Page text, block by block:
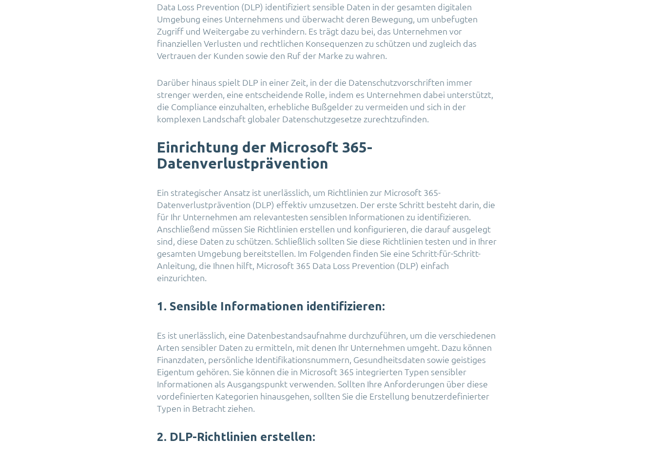
Data Loss Prevention (DLP) identifiziert sensible Daten in der gesamten digitalen
Umgebung eines Unternehmens und überwacht deren Bewegung, um unbefugten
Zugriff und Weitergabe zu verhindern. Es trägt dazu bei, das Unternehmen vor
finanziellen Verlusten und rechtlichen Konsequenzen zu schützen und zugleich das
Vertrauen der Kunden sowie den Ruf der Marke zu wahren.
Darüber hinaus spielt DLP in einer Zeit, in der die Datenschutzvorschriften immer
strenger werden, eine entscheidende Rolle, indem es Unternehmen dabei unterstützt,
die Compliance einzuhalten, erhebliche Bußgelder zu vermeiden und sich in der
komplexen Landschaft globaler Datenschutzgesetze zurechtzufinden.
Einrichtung der Microsoft 365-
Datenverlustprävention
Ein strategischer Ansatz ist unerlässlich, um Richtlinien zur Microsoft 365-
Datenverlustprävention (DLP) effektiv umzusetzen. Der erste Schritt besteht darin, die
für Ihr Unternehmen am relevantesten sensiblen Informationen zu identifizieren.
Anschließend müssen Sie Richtlinien erstellen und konfigurieren, die darauf ausgelegt
sind, diese Daten zu schützen. Schließlich sollten Sie diese Richtlinien testen und in Ihrer
gesamten Umgebung bereitstellen. Im Folgenden finden Sie eine Schritt-für-Schritt-
Anleitung, die Ihnen hilft, Microsoft 365 Data Loss Prevention (DLP) einfach
einzurichten.
1. Sensible Informationen identifizieren:
Es ist unerlässlich, eine Datenbestandsaufnahme durchzuführen, um die verschiedenen
Arten sensibler Daten zu ermitteln, mit denen Ihr Unternehmen umgeht. Dazu können
Finanzdaten, persönliche Identifikationsnummern, Gesundheitsdaten sowie geistiges
Eigentum gehören. Sie können die in Microsoft 365 integrierten Typen sensibler
Informationen als Ausgangspunkt verwenden. Sollten Ihre Anforderungen über diese
vordefinierten Kategorien hinausgehen, sollten Sie die Erstellung benutzerdefinierter
Typen in Betracht ziehen.
2. DLP-Richtlinien erstellen: